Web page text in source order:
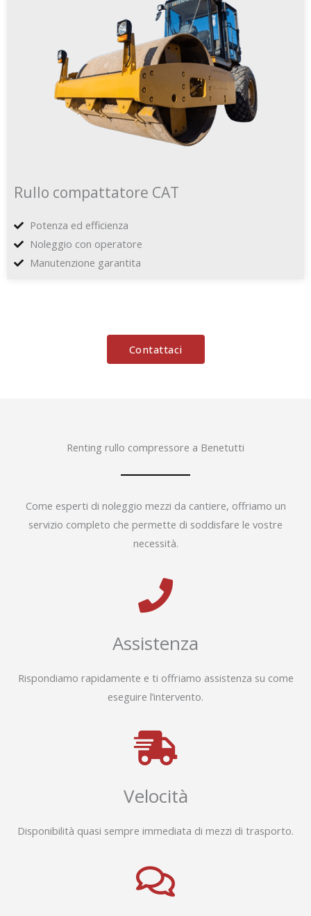
Rullo compattatore CAT
Potenza ed efficienza
Noleggio con operatore
Manutenzione garantita
Contattaci
Renting rullo compressore a Benetutti
Come esperti di noleggio mezzi da cantiere, offriamo un
servizio completo che permette di soddisfare le vostre
necessità.
Assistenza
Rispondiamo rapidamente e ti offriamo assistenza su come
eseguire l’intervento.
Velocità
Disponibilità quasi sempre immediata di mezzi di trasporto.